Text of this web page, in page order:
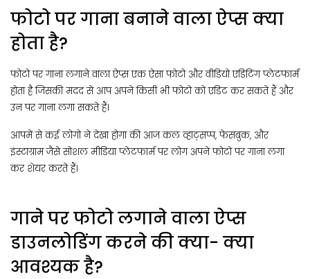
फोटो पर गाना बनाने वाला ऐप्स क्या
होता है?
फोटो पर गाना लगाने वाला ऐप्स एक ऐसा फोटो और वीडियो एडिटिंग प्लेटफार्म
होता है जिसकी मदद से आप अपने किसी भी फोटो को एडिट कर सकते हैं और
उन पर गाना लगा सकते हैं।
आपमें से कई लोगो ने देखा होगा की आज कल व्हाट्सप्प, फेसबुक, और
इंस्टाग्राम जैसे सोशल मीडिया प्लेटफार्म पर लोग अपने फोटो पर गाना लगा
कर शेयर करते हैं।
गाने पर फोटो लगाने वाला ऐप्स
डाउनलोडिंग करने की क्या- क्या
आवश्यक है?